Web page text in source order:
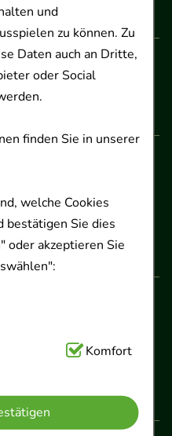
und
zu können. Zu
Daten auch an Dritte,
oder Social
finden Sie in unserer
welche Cookies
bestätigen Sie dies
oder akzeptieren Sie
handelt es sich um
unserer
Navigation,
auf diese nicht
Komfort